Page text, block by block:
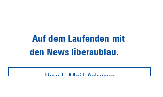
Auf dem Laufenden mit
den News liberaublau.